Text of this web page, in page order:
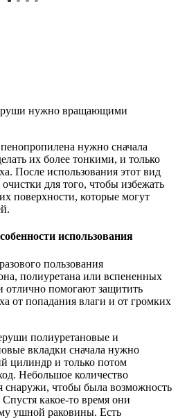
полиуретановые и
вкладки сначала нужно
цилиндр и только потом
Небольшое количество
снаружи, чтобы была возможность
какое-то время они
ушной раковины. Есть
взрослых и детей.